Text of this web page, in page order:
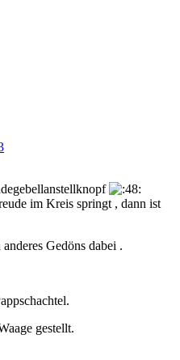
im Kreis springt , dann ist
Gedöns dabei .
gestellt.